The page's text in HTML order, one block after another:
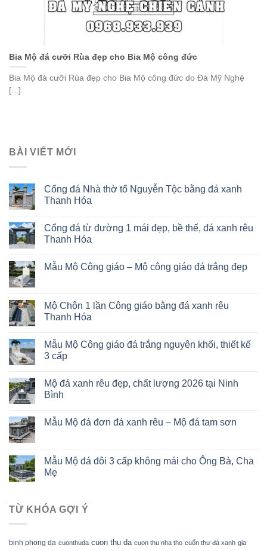
Bia Mộ đá cưỡi Rùa đẹp cho Bia Mộ công đức
Bia Mộ đá cưỡi Rùa đẹp cho Bia Mộ công đức do Đá Mỹ Nghệ
[...]
BÀI VIẾT MỚI
Cổng đá Nhà thờ tổ Nguyễn Tộc bằng đá xanh
Thanh Hóa
Cổng đá từ đường 1 mái đẹp, bề thế, đá xanh rêu
Thanh Hóa
Mẫu Mộ Công giáo – Mộ công giáo đá trắng đẹp
Mộ Chôn 1 lần Công giáo bằng đá xanh rêu
Thanh Hóa
Mẫu Mộ Công giáo đá trắng nguyên khối, thiết kế
3 cấp
Mộ đá xanh rêu đẹp, chất lượng 2026 tại Ninh
Bình
Mẫu Mộ đá đơn đá xanh rêu – Mộ đá tam sơn
Mẫu Mộ đá đôi 3 cấp không mái cho Ông Bà, Cha
Mẹ
TỪ KHÓA GỢI Ý
binh phong da cuonthuda cuon thu da cuon thu nha tho cuốn thư đá xanh gia